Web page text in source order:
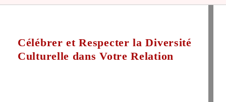
Célébrer et Respecter la Diversité
Culturelle dans Votre Relation